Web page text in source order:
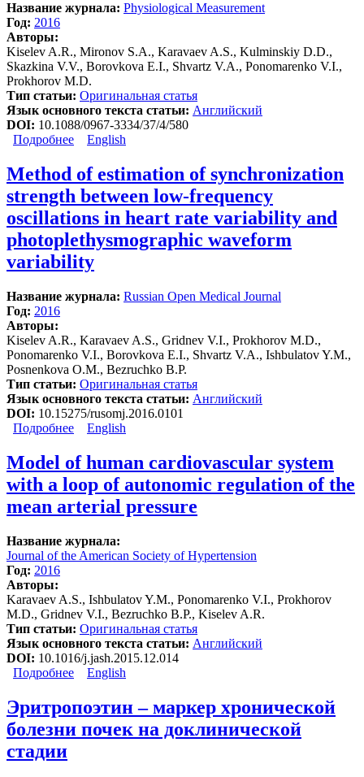
Название журнала: Physiological Measurement
Год: 2016
Авторы:
Kiselev A.R., Mironov S.A., Karavaev A.S., Kulminskiy D.D.,
Skazkina V.V., Borovkova E.I., Shvartz V.A., Ponomarenko V.I.,
Prokhorov M.D.
Тип статьи: Оригинальная статья
Язык основного текста статьи: Английский
DOI: 10.1088/0967-3334/37/4/580
Подробнее о A comprehensive assessment of cardiovascular
from the earlobe and fingers
English
Method of estimation of synchronization
strength between low-frequency
oscillations in heart rate variability and
photoplethysmographic waveform
variability
Название журнала: Russian Open Medical Journal
Год: 2016
Авторы:
Kiselev A.R., Karavaev A.S., Gridnev V.I., Prokhorov M.D.,
Ponomarenko V.I., Borovkova E.I., Shvartz V.A., Ishbulatov Y.M.,
Posnenkova O.M., Bezruchko B.P.
Тип статьи: Оригинальная статья
Язык основного текста статьи: Английский
DOI: 10.15275/rusomj.2016.0101
Подробнее о Method of estimation of synchronization strength
variability and photoplethysmographic waveform
variability
English
Model of human cardiovascular system
with a loop of autonomic regulation of the
mean arterial pressure
Название журнала:
Journal of the American Society of Hypertension
Год: 2016
Авторы:
Karavaev A.S., Ishbulatov Y.M., Ponomarenko V.I., Prokhorov
M.D., Gridnev V.I., Bezruchko B.P., Kiselev A.R.
Тип статьи: Оригинальная статья
Язык основного текста статьи: Английский
DOI: 10.1016/j.jash.2015.12.014
Подробнее о Model of human cardiovascular system with a loop of
English
Эритропоэтин – маркер хронической
болезни почек на доклинической
стадии